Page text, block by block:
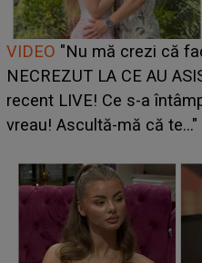
Cine este Bianca, tânăra
UNTOLD ONE de Zara
ce i-a spus artista
pregătită...”